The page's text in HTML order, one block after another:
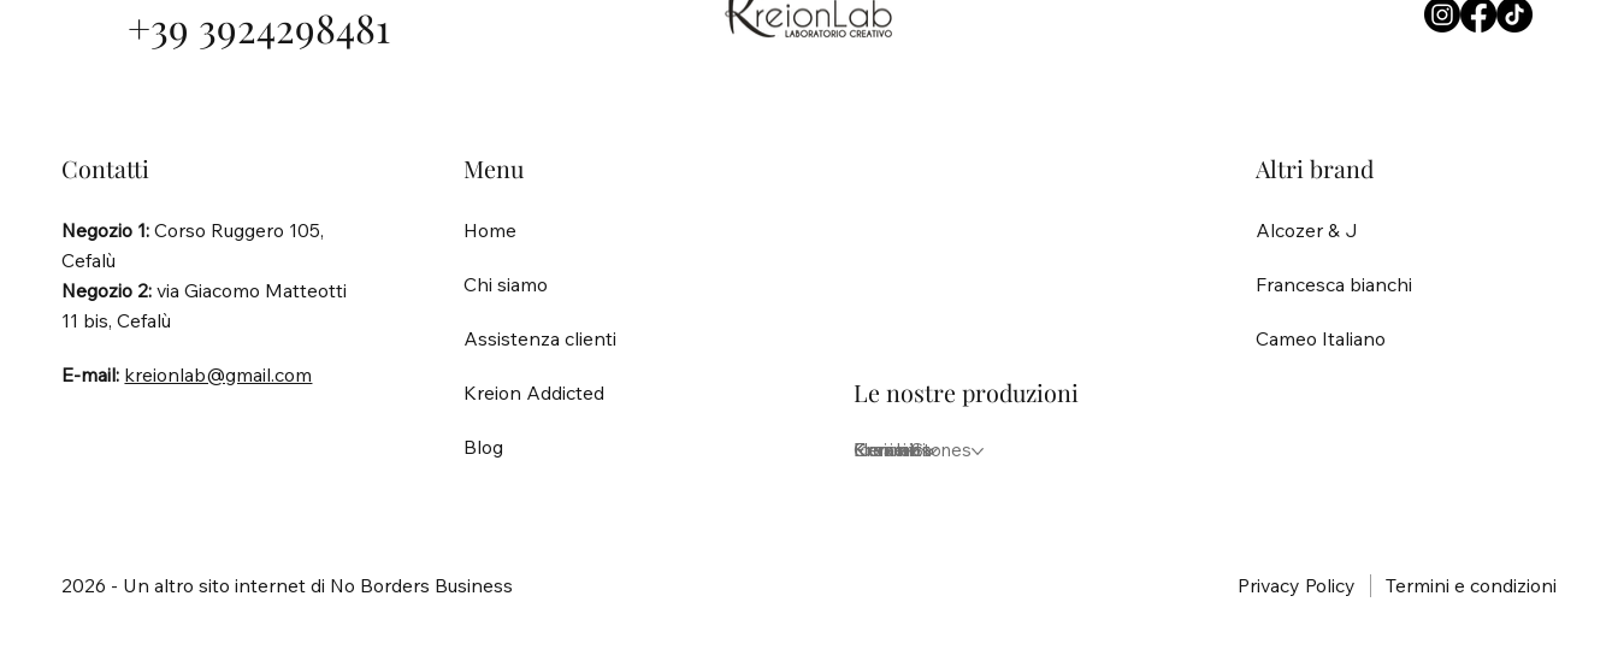
2026 - Un altro sito internet di No Borders Business Privacy Policy Termini e condizioni
Contatti
Negozio 1: Corso Ruggero 105,
Cefalù
Negozio 2: via Giacomo Matteotti
11 bis, Cefalù
E-mail: kreionlab@gmail.com
Menu
Home
Chi siamo
Assistenza clienti
Kreion Addicted
Blog
Le nostre produzioni
Elementi
Iconici
Krea lab
Kreion Stones
Ceramica
Altri brand
Alcozer & J
Francesca bianchi
Cameo Italiano
+39 3924298481